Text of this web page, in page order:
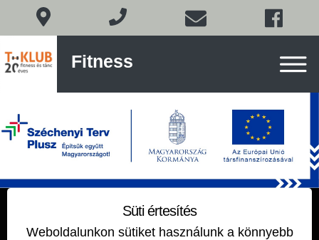
és
Fitness
content
Chestpress – mellgép
Süti értesítés
Weboldalunkon sütiket használunk a könnyebb